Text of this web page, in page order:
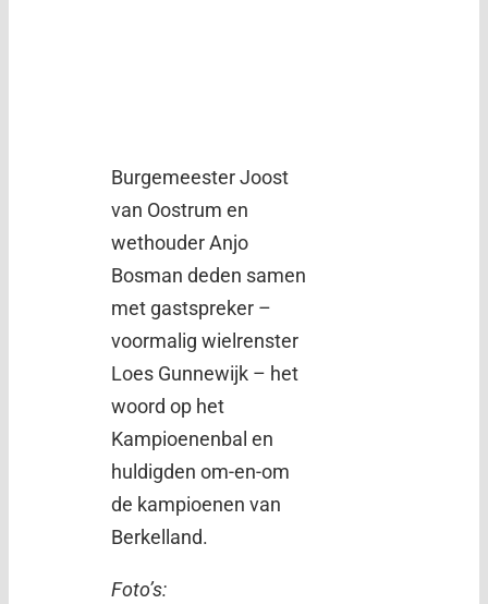
Burgemeester Joost
van Oostrum en
wethouder Anjo
Bosman deden samen
met gastspreker –
voormalig wielrenster
Loes Gunnewijk – het
woord op het
Kampioenenbal en
huldigden om-en-om
de kampioenen van
Berkelland.
Foto’s: